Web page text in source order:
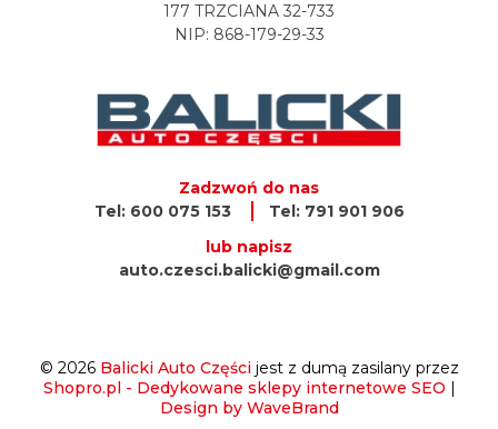
177 TRZCIANA 32-733
NIP: 868-179-29-33
Zadzwoń do nas
Tel: 600 075 153
Tel: 791 901 906
lub napisz
auto.czesci.balicki@gmail.com
© 2026 Balicki Auto Częścijest z dumą zasilany przez
Shopro.pl - Dedykowane sklepy internetowe SEO |
Design by WaveBrand